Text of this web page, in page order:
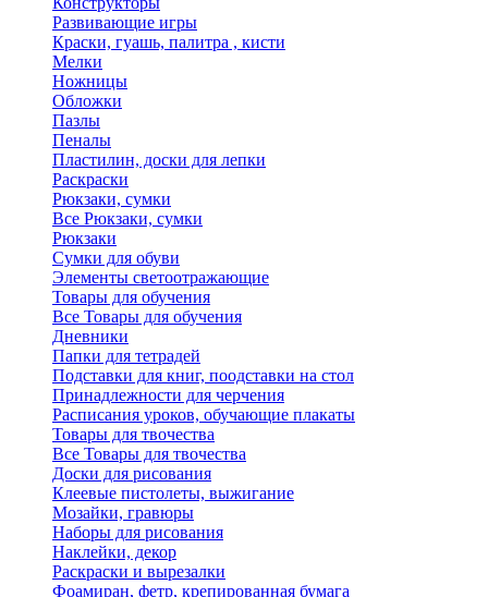
Развивающие игры
Краски, гуашь, палитра , кисти
Мелки
Ножницы
Обложки
Пазлы
Пеналы
Пластилин, доски для лепки
Раскраски
Рюкзаки, сумки
Все Рюкзаки, сумки
Рюкзаки
Сумки для обуви
Элементы светоотражающие
Товары для обучения
Все Товары для обучения
Дневники
Папки для тетрадей
Подставки для книг, поодставки на стол
Принадлежности для черчения
Расписания уроков, обучающие плакаты
Товары для твочества
Все Товары для твочества
Доски для рисования
Клеевые пистолеты, выжигание
Мозайки, гравюры
Наборы для рисования
Наклейки, декор
Раскраски и вырезалки
Фоамиран, фетр, крепированная бумага